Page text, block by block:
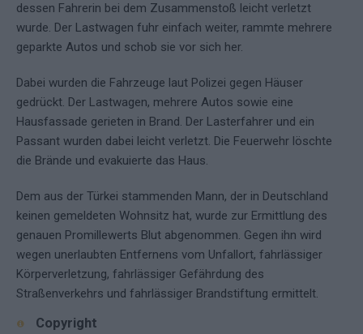
dessen Fahrerin bei dem Zusammenstoß leicht verletzt
wurde. Der Lastwagen fuhr einfach weiter, rammte mehrere
geparkte Autos und schob sie vor sich her.
Dabei wurden die Fahrzeuge laut Polizei gegen Häuser
gedrückt. Der Lastwagen, mehrere Autos sowie eine
Hausfassade gerieten in Brand. Der Lasterfahrer und ein
Passant wurden dabei leicht verletzt. Die Feuerwehr löschte
die Brände und evakuierte das Haus.
Dem aus der Türkei stammenden Mann, der in Deutschland
keinen gemeldeten Wohnsitz hat, wurde zur Ermittlung des
genauen Promillewerts Blut abgenommen. Gegen ihn wird
wegen unerlaubten Entfernens vom Unfallort, fahrlässiger
Körperverletzung, fahrlässiger Gefährdung des
Straßenverkehrs und fahrlässiger Brandstiftung ermittelt.
Copyright